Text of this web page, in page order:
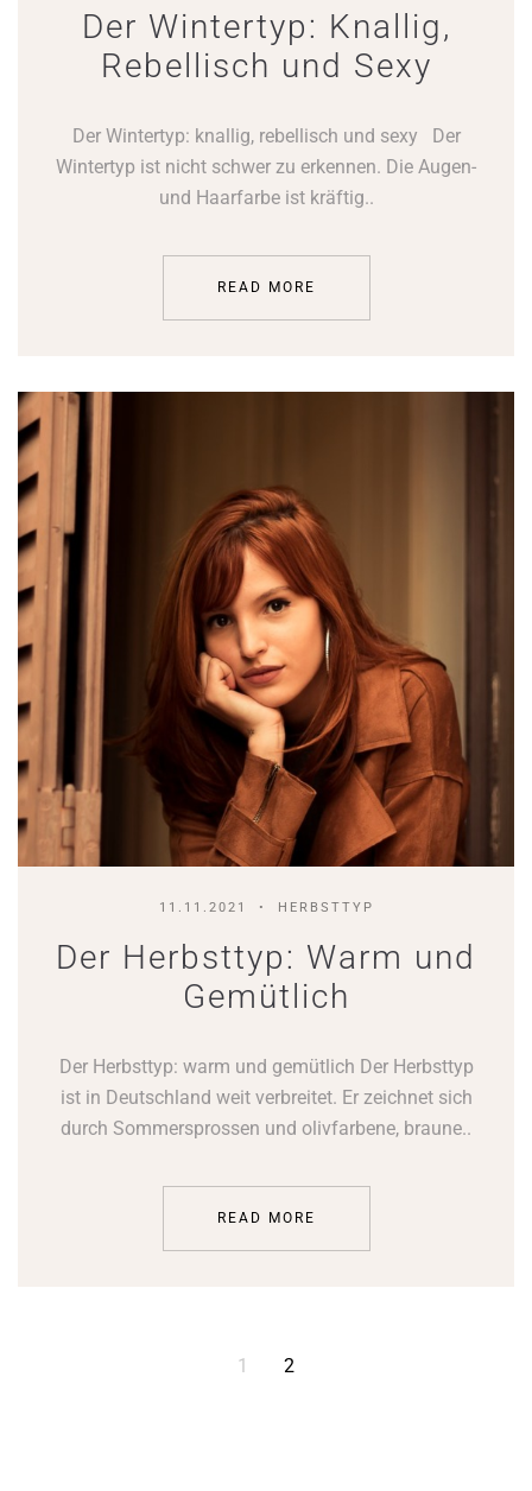
Der Wintertyp: Knallig,
Rebellisch und Sexy
Der Wintertyp: knallig, rebellisch und sexy Der
Wintertyp ist nicht schwer zu erkennen. Die Augen-
und Haarfarbe ist kräftig..
READ MORE
11.11.2021 HERBSTTYP
Der Herbsttyp: Warm und
Gemütlich
Der Herbsttyp: warm und gemütlich Der Herbsttyp
ist in Deutschland weit verbreitet. Er zeichnet sich
durch Sommersprossen und olivfarbene, braune..
READ MORE
1 2